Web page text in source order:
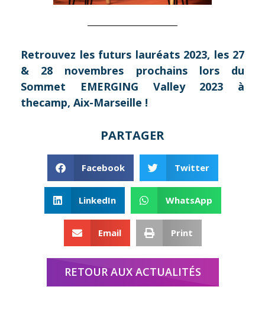
Retrouvez les futurs lauréats 2023, les 27
& 28 novembres prochains lors du
Sommet EMERGING Valley 2023 à
thecamp, Aix-Marseille !
PARTAGER
Facebook Twitter
LinkedIn WhatsApp
Email Print
RETOUR AUX ACTUALITÉS